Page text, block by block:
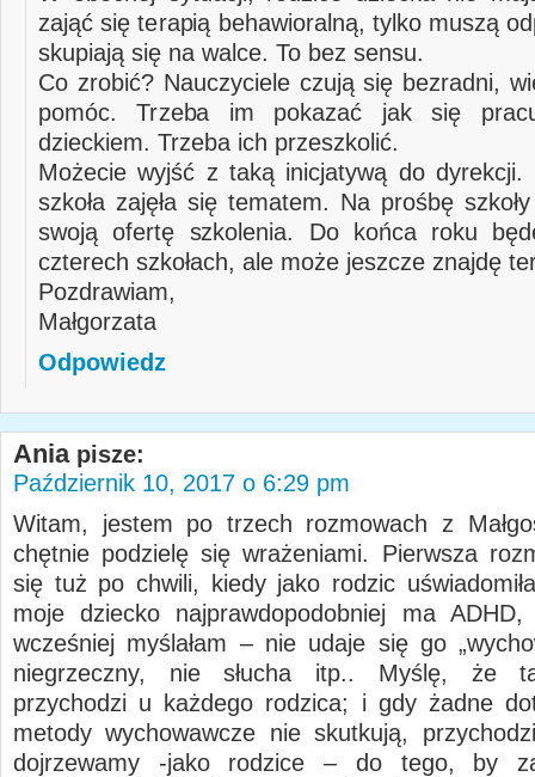
zająć się terapią behawioralną, tylko muszą
skupiają się na walce. To bez sensu.
Co zrobić? Nauczyciele czują się bezradni,
pomóc. Trzeba im pokazać jak się
dzieckiem. Trzeba ich przeszkolić.
Możecie wyjść z taką inicjatywą do dyrekcji.
szkoła zajęła się tematem. Na prośbę
swoją ofertę szkolenia. Do końca roku
czterech szkołach, ale może jeszcze znajdę
Pozdrawiam,
Małgorzata
Odpowiedz
Ania pisze:
Październik 10, 2017 o 6:29 pm
Witam, jestem po trzech rozmowach z
chętnie podzielę się wrażeniami. Pierwsza
się tuż po chwili, kiedy jako rodzic
moje dziecko najprawdopodobniej ma
wcześniej myślałam – nie udaje się go
niegrzeczny, nie słucha itp.. Myślę, że
przychodzi u każdego rodzica; i gdy żadne
metody wychowawcze nie skutkują,
dojrzewamy -jako rodzice – do tego, by